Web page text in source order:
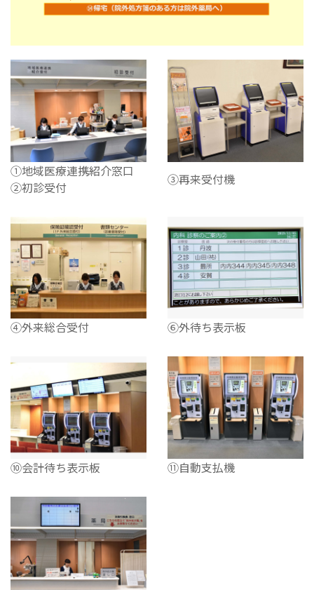
①地域医療連携紹介窓口
②初診受付
③再来受付機
④外来総合受付 ⑥外待ち表示板
⑩会計待ち表示板 ⑪自動支払機